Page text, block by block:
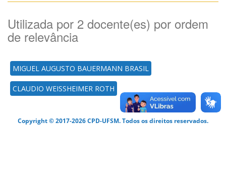
Utilizada por 2 docente(es) por ordem
de relevância
MIGUEL AUGUSTO BAUERMANN BRASIL
CLAUDIO WEISSHEIMER ROTH
Copyright © 2017-2026 CPD-UFSM. Todos os direitos reservados.